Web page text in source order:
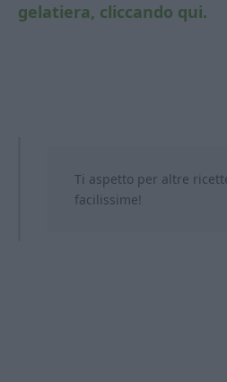
gelatiera, cliccando qui.
Ti aspetto per altre
facilissime!